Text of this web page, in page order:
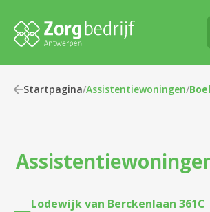
Startpagina/Assistentiewoningen/
Lodewijk van Berckenlaan 361C